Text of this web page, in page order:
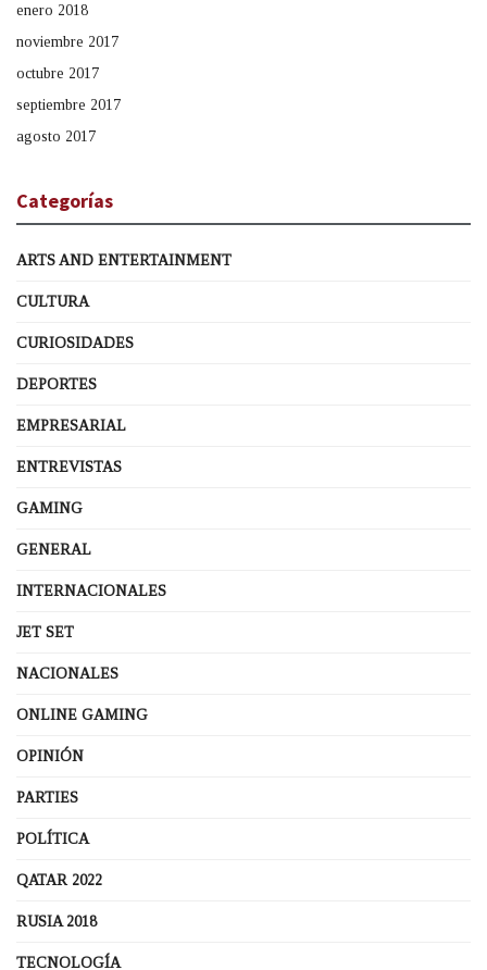
enero 2018
noviembre 2017
octubre 2017
septiembre 2017
agosto 2017
Categorías
ARTS AND ENTERTAINMENT
CULTURA
CURIOSIDADES
DEPORTES
EMPRESARIAL
ENTREVISTAS
GAMING
GENERAL
INTERNACIONALES
JET SET
NACIONALES
ONLINE GAMING
OPINIÓN
PARTIES
POLÍTICA
QATAR 2022
RUSIA 2018
TECNOLOGÍA